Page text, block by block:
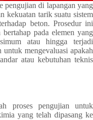
pengujian di lapangan yang
kekuatan tarik suatu sistem
beton. Prosedur ini
pada elemen yang
atau hingga terjadi
mengevaluasi apakah
atau kebutuhan teknis
proses pengujian untuk
yang telah dipasang ke